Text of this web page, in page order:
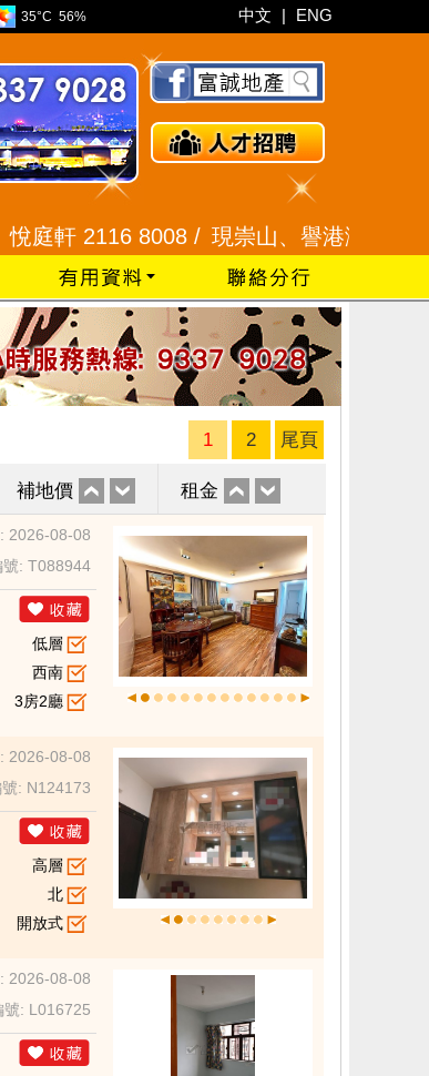
35°C 56% 中文 | ENG
2116 8008 / 現崇山、譽港灣 2345 9926 /
1 2 尾頁
補地價 租金
2026-08-08
號: T088944
低層
西南
3房2廳
2026-08-08
: N124173
高層
北
開放式
2026-08-08
號: L016725